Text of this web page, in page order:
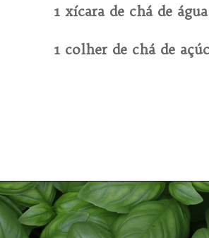
1 xícara de chá de água
1 colher de chá de